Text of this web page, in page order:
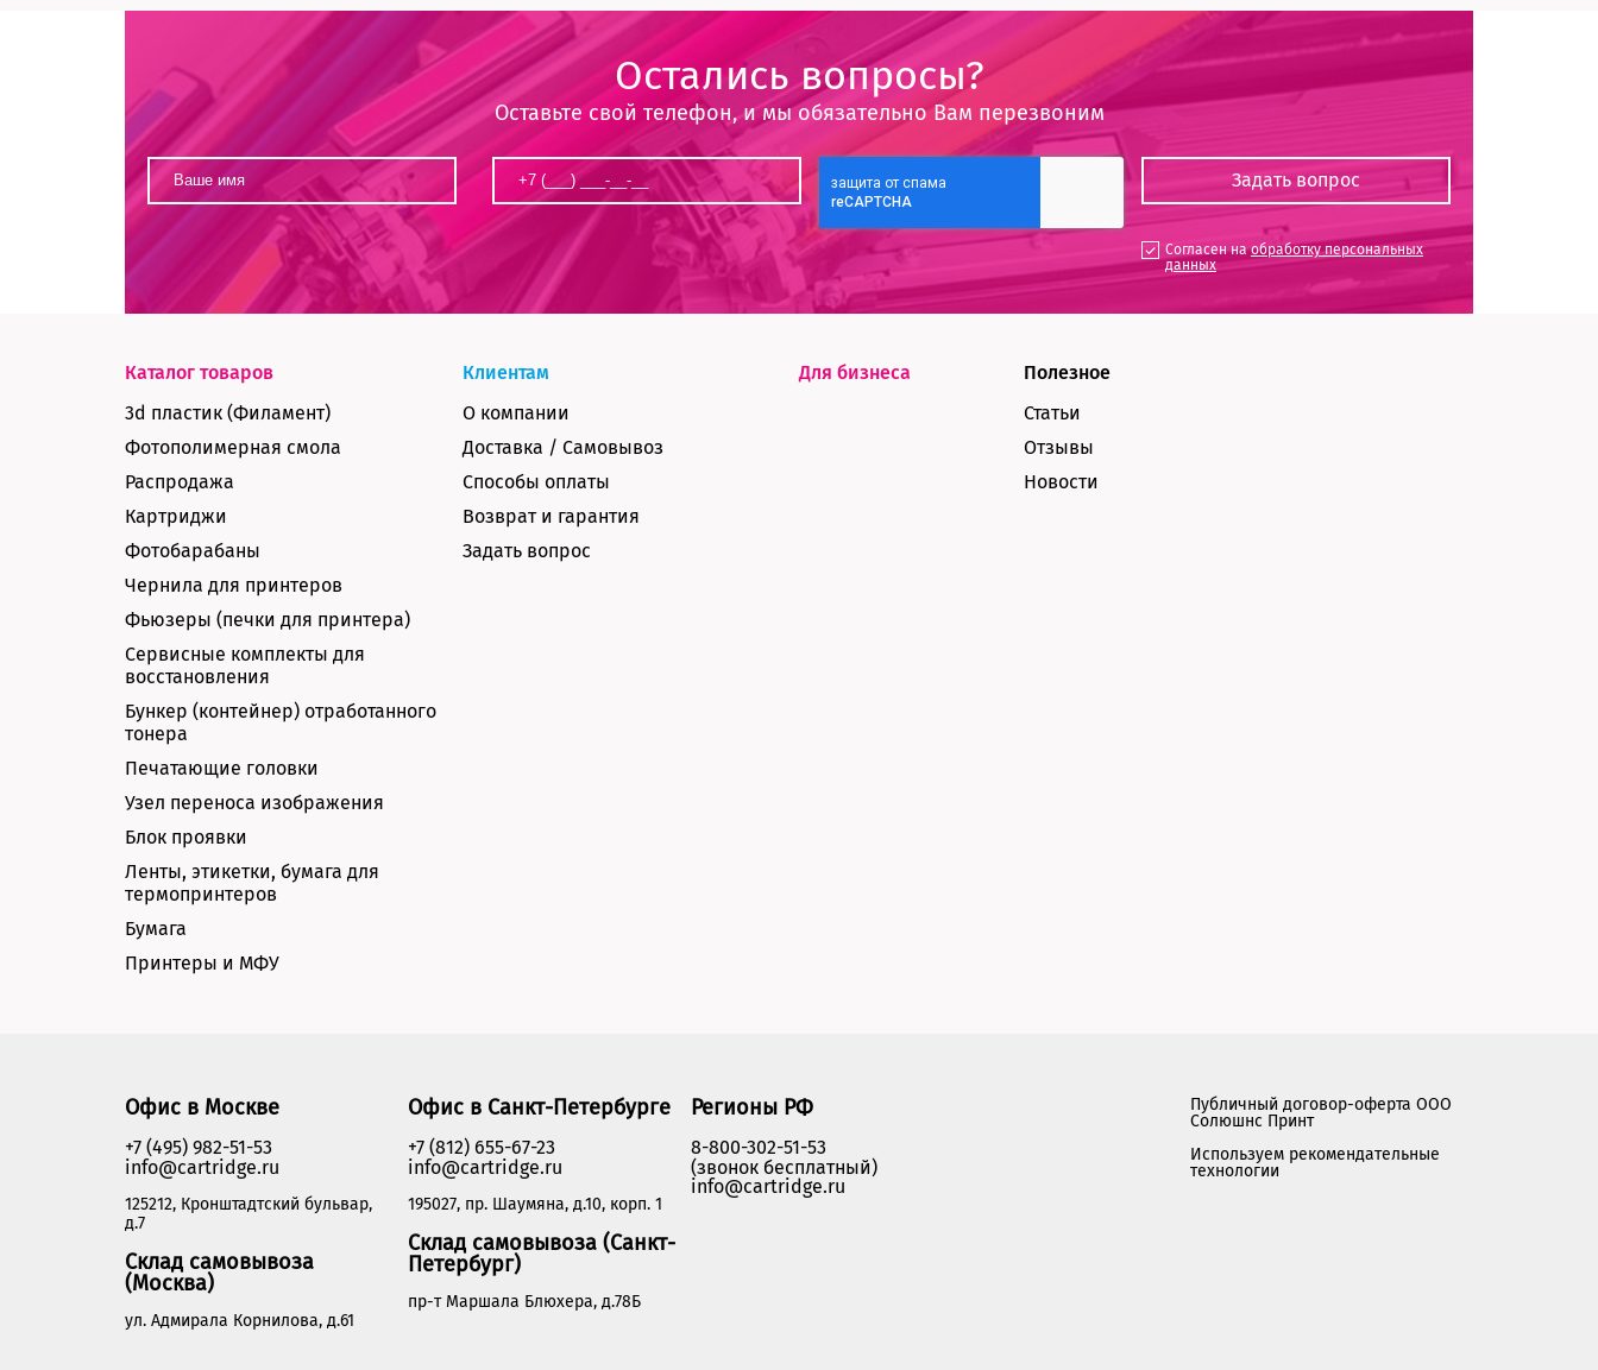
Остались вопросы?
Оставьте свой телефон, и мы обязательно Вам перезвоним
Согласен наобработку персональных
данных
Каталог товаров
3d пластик (Филамент)
Фотополимерная смола
Распродажа
Картриджи
Фотобарабаны
Чернила для принтеров
Фьюзеры (печки для принтера)
Сервисные комплекты для
восстановления
Бункер (контейнер) отработанного
тонера
Печатающие головки
Узел переноса изображения
Блок проявки
Ленты, этикетки, бумага для
термопринтеров
Бумага
Принтеры и МФУ
Клиентам
О компании
Доставка / Самовывоз
Способы оплаты
Возврат и гарантия
Задать вопрос
Для бизнеса
Полезное
Статьи
Отзывы
Новости
Офис в Москве
+7 (495) 982-51-53
info@cartridge.ru
125212, Кронштадтский бульвар,
д.7
Склад самовывоза
(Москва)
ул. Адмирала Корнилова, д.61
Офис в Санкт-Петербурге
+7 (812) 655-67-23
info@cartridge.ru
195027, пр. Шаумяна, д.10, корп. 1
Склад самовывоза (Санкт-
Петербург)
пр-т Маршала Блюхера, д.78Б
Регионы РФ
8-800-302-51-53
(звонок бесплатный)
info@cartridge.ru
Публичный договор-оферта ООО
Солюшнс Принт
Используем рекомендательные
технологии